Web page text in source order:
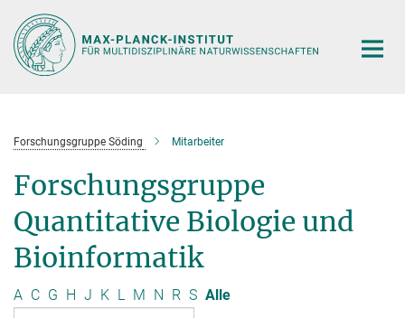
Hauptinhalt
Forschungsgruppe Söding Mitarbeiter
Forschungsgruppe
Quantitative Biologie und
Bioinformatik
A C G H J K L M N R S Alle